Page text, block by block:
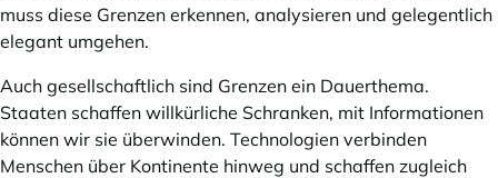
muss diese Grenzen erkennen, analysieren und gelegentlich
elegant umgehen.
Auch gesellschaftlich sind Grenzen ein Dauerthema.
Staaten schaffen willkürliche Schranken, mit Informationen
können wir sie überwinden. Technologien verbinden
Menschen über Kontinente hinweg und schaffen zugleich